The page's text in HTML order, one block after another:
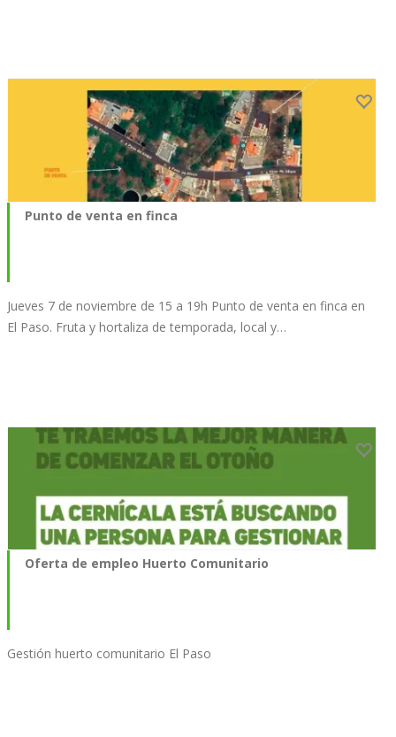
Punto de venta en finca
Jueves 7 de noviembre de 15 a 19h Punto de venta en finca en
El Paso. Fruta y hortaliza de temporada, local y…
Oferta de empleo Huerto Comunitario
Gestión huerto comunitario El Paso